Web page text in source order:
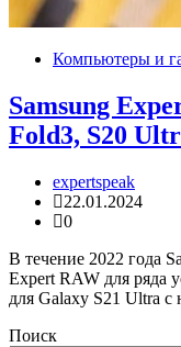
Компьютеры и
Samsung
Fold3, S20
expertspeak
22.01.2024
0
В течение 2022 года
Expert RAW для ряда
для Galaxy S21 Ultra
Поиск